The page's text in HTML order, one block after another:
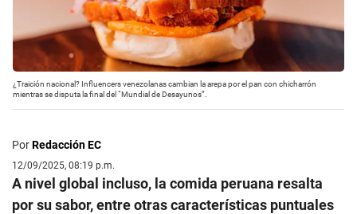
¿Traición nacional? Influencers venezolanas cambian la arepa por el pan con chicharrón
mientras se disputa la final del “Mundial de Desayunos”.
PorRedacción EC
12/09/2025, 08:19 p.m.
A nivel global incluso, la comida peruana resalta
por su sabor, entre otras características puntuales